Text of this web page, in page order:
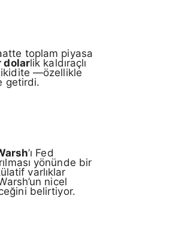
toplam piyasa
dolarlik kaldıraçlı
likidite —özellikle
getirdi.
’ı Fed
yönünde bir
varlıklar
nicel
belirtiyor.